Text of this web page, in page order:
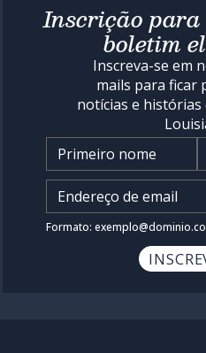
Inscrição para
boletim
Inscreva-se em
mails para ficar
notícias e
Nome
Formato: